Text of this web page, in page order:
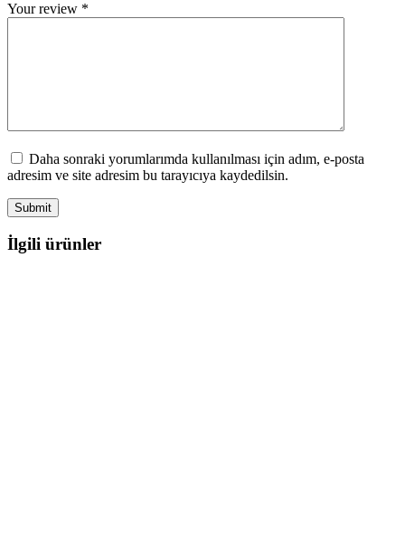
Your review *
Daha sonraki yorumlarımda kullanılması için adım, e-posta
adresim ve site adresim bu tarayıcıya kaydedilsin.
İlgili ürünler